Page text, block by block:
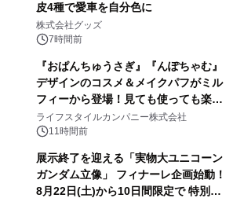
皮4種で愛車を自分色に
株式会社グッズ
7時間前
『おぱんちゅうさぎ』『んぽちゃむ』
デザインのコスメ＆メイクパフがミル
フィーから登場！見ても使っても楽し
い、ポップでキュートなコレクショ
ン。
ライフスタイルカンパニー株式会社
11時間前
展示終了を迎える「実物大ユニコーン
ガンダム立像」 フィナーレ企画始動！
8月22日(土)から10日間限定で 特別映